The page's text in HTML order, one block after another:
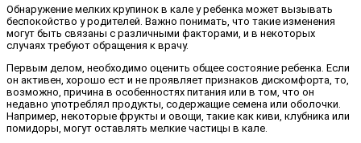
Обнаружение мелких крупинок в кале у ребенка может вызывать
беспокойство у родителей. Важно понимать, что такие изменения
могут быть связаны с различными факторами, и в некоторых
случаях требуют обращения к врачу.
Первым делом, необходимо оценить общее состояние ребенка. Если
он активен, хорошо ест и не проявляет признаков дискомфорта, то,
возможно, причина в особенностях питания или в том, что он
недавно употреблял продукты, содержащие семена или оболочки.
Например, некоторые фрукты и овощи, такие как киви, клубника или
помидоры, могут оставлять мелкие частицы в кале.